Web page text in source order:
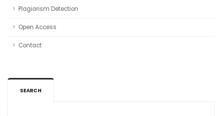
Plagiarism Detection
Open Access
Contact
SEARCH